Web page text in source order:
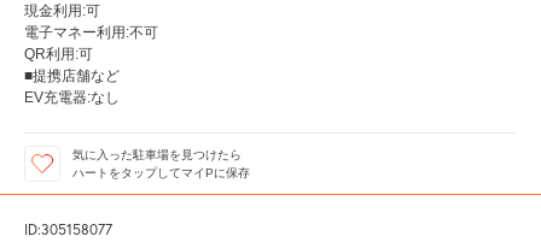
現金利用:可
電子マネー利用:不可
QR利用:可
■提携店舗など
EV充電器:なし
気に入った駐車場を見つけたら
ハートをタップしてマイPに保存
ID:305158077